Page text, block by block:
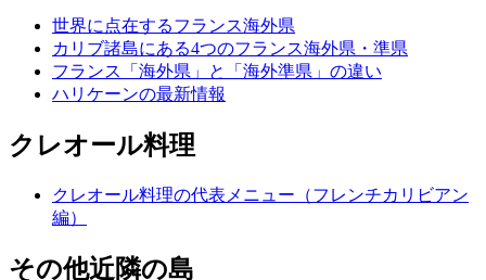
世界に点在するフランス海外県
カリブ諸島にある4つのフランス海外県・準県
フランス「海外県」と「海外準県」の違い
ハリケーンの最新情報
クレオール料理
クレオール料理の代表メニュー（フレンチカリビアン
編）
その他近隣の島